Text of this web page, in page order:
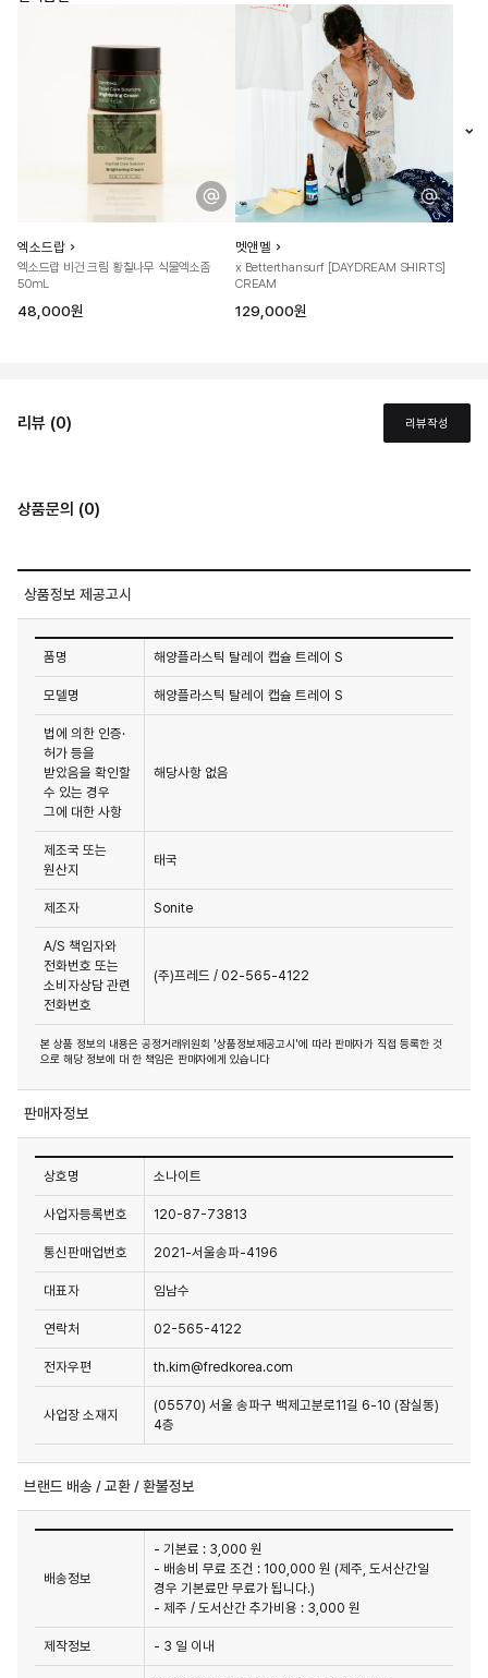
엑소드랍
엑소드랍 비건 크림 황칠나무 식물엑소좀
50mL
48,000원
멧앤멜
x Betterthansurf [DAYDREAM SHIRTS]
CREAM
129,000원
리뷰 (0) 리뷰작성
상품문의 (0)
상품정보 제공고시
품명 해양플라스틱 탈레이 캡슐 트레이 S
모델명 해양플라스틱 탈레이 캡슐 트레이 S
법에 의한 인증·
허가 등을
받았음을 확인할
수 있는 경우
그에 대한 사항
해당사항 없음
제조국 또는
원산지
태국
제조자 Sonite
A/S 책임자와
전화번호 또는
소비자상담 관련
전화번호
(주)프레드 / 02-565-4122
본 상품 정보의 내용은 공정거래위원회 '상품정보제공고시'에 따라 판매자가 직접 등록한 것
으로 해당 정보에 대 한 책임은 판매자에게 있습니다
판매자정보
상호명 소나이트
사업자등록번호 120-87-73813
통신판매업번호 2021-서울송파-4196
대표자 임남수
연락처 02-565-4122
전자우편 th.kim@fredkorea.com
사업장 소재지
(05570) 서울 송파구 백제고분로11길 6-10 (잠실동)
4층
브랜드 배송 / 교환 / 환불정보
배송정보
- 기본료 : 3,000 원
- 배송비 무료 조건 : 100,000 원 (제주, 도서산간일
경우 기본료만 무료가 됩니다.)
- 제주 / 도서산간 추가비용 : 3,000 원
제작정보 - 3 일 이내